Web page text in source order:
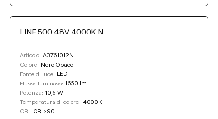
LINE 500 48V 4000K N
Articolo: A3761012N
Colore: Nero Opaco
Fonte di luce: LED
Flusso luminoso: 1650 lm
Potenza: 10,5 W
Temperatura di colore: 4000K
CRI: CRI>90